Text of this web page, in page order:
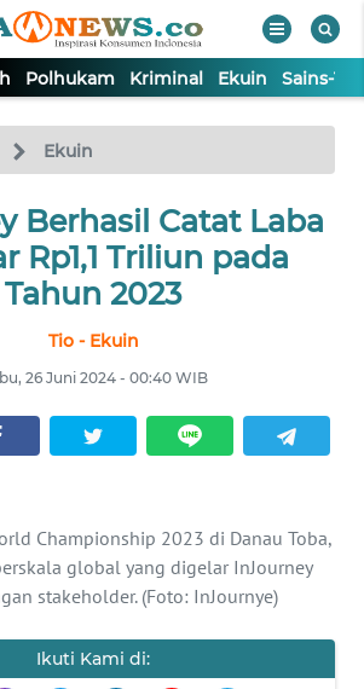
Polhukam Kriminal Ekuin Sains-
Ekuin
Berhasil Catat Laba
Rp1,1 Triliun pada
Tahun 2023
Tio - Ekuin
26 Juni 2024 - 00:40 WIB
Championship 2023 di Danau Toba,
global yang digelar InJourney
stakeholder. (Foto: InJournye)
Ikuti Kami di: